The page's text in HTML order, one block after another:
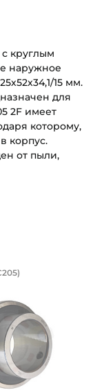
круглым
наружное
15 мм.
для
2F имеет
которому,
корпус.
от пыли,
мм,
круглым
480205 (UC205)